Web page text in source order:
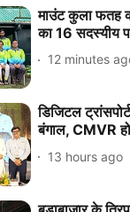
माउंट कुला फतह
का 16 सदस्यीय
12 minutes
डिजिटल
बंगाल, CMVR
13 hours ago